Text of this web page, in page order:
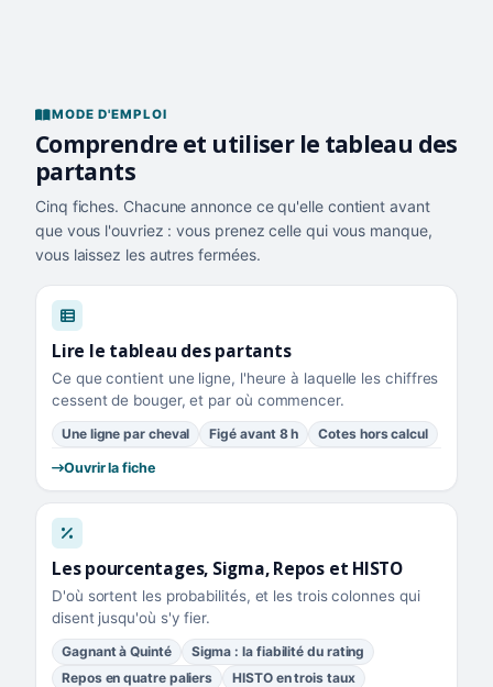
MODE D'EMPLOI
Comprendre et utiliser le tableau des
partants
Cinq fiches. Chacune annonce ce qu'elle contient avant
que vous l'ouvriez : vous prenez celle qui vous manque,
vous laissez les autres fermées.
Lire le tableau des partants
Ce que contient une ligne, l'heure à laquelle les chiffres
cessent de bouger, et par où commencer.
Une ligne par cheval Figé avant 8 h Cotes hors calcul
Ouvrir la fiche
Les pourcentages, Sigma, Repos et HISTO
D'où sortent les probabilités, et les trois colonnes qui
disent jusqu'où s'y fier.
Gagnant à Quinté
Sigma : la fiabilité du rating
Repos en quatre paliers
HISTO en trois taux